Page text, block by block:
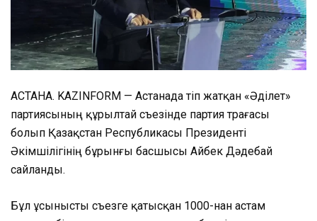
АСТАНА. KAZINFORM — Астанада өтіп жатқан «Әділет»
партиясының құрылтай съезінде партия төрағасы
болып Қазақстан Республикасы Президенті
Әкімшілігінің бұрынғы басшысы Айбек Дәдебай
сайланды.
Бұл ұсынысты съезге қатысқан 1000-нан астам